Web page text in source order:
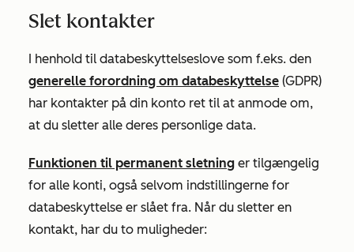
Slet kontakter
I henhold til databeskyttelseslove som f.eks. den
generelle forordning om databeskyttelse (GDPR)
har kontakter på din konto ret til at anmode om,
at du sletter alle deres personlige data.
Funktionen til permanent sletning er tilgængelig
for alle konti, også selvom indstillingerne for
databeskyttelse er slået fra. Når du sletter en
kontakt, har du to muligheder: